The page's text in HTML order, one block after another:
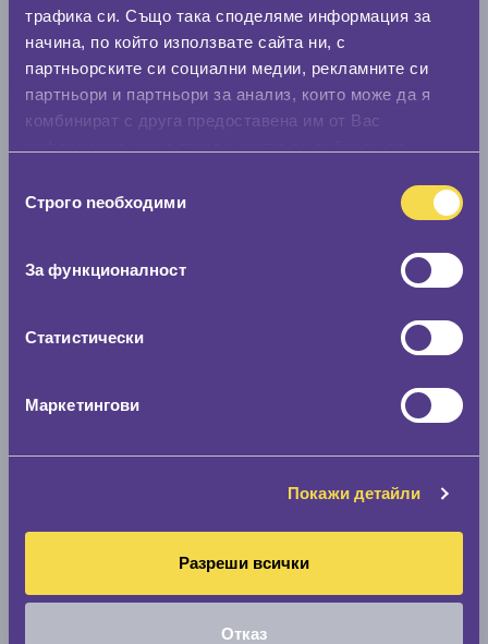
трафика си. Също така споделяме информация за
начина, по който използвате сайта ни, с
партньорските си социални медии, рекламните си
партньори и партньори за анализ, които може да я
комбинират с друга предоставена им от Вас
наСтрого nеобходими
За функционалност
Статистически
Маркетингови
Покажи детайли
Разреши всички
Отказ
Стар размер
По марка автомобил